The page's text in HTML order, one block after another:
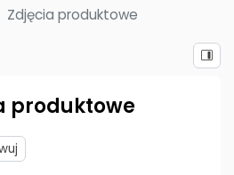
Zdjęcia produktowe
produktowe